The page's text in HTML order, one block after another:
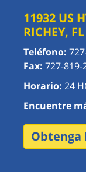
11932 US
RICHEY, FL
Teléfono:
Fax: 727-819-
Horario: 24
Encuentre
Obtenga